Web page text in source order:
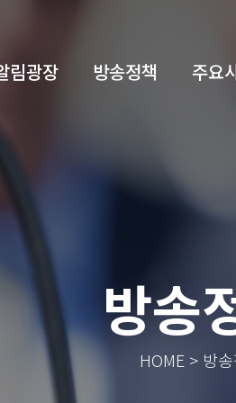
림광장 방송정책 주요
방송
HOME > 방